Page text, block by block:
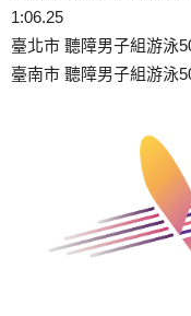
1:06.25
臺北市 聽障男子組游泳
臺南市 聽障男子組游泳